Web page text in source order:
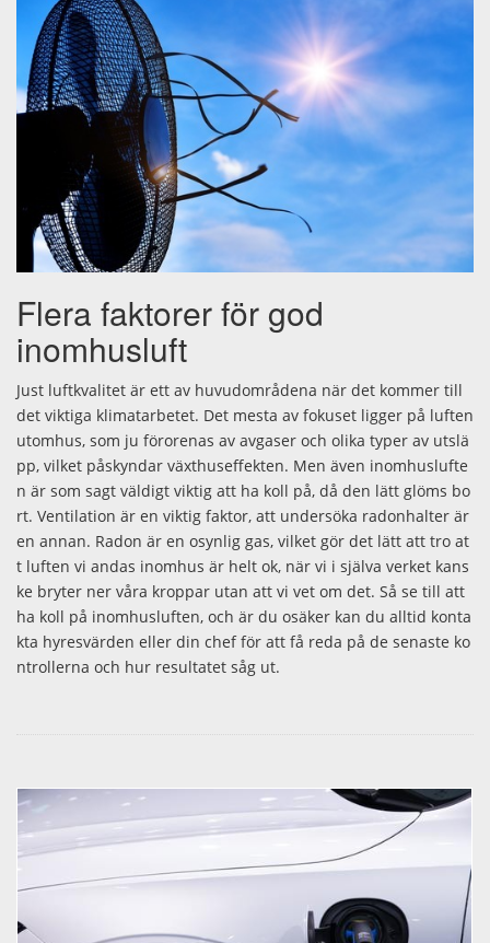
Flera faktorer för god
inomhusluft
Just luftkvalitet är ett av huvudområdena när det kommer till
det viktiga klimatarbetet. Det mesta av fokuset ligger på luften
utomhus, som ju förorenas av avgaser och olika typer av utslä
pp, vilket påskyndar växthuseffekten. Men även inomhuslufte
n är som sagt väldigt viktig att ha koll på, då den lätt glöms bo
rt. Ventilation är en viktig faktor, att undersöka radonhalter är
en annan. Radon är en osynlig gas, vilket gör det lätt att tro at
t luften vi andas inomhus är helt ok, när vi i själva verket kans
ke bryter ner våra kroppar utan att vi vet om det. Så se till att
ha koll på inomhusluften, och är du osäker kan du alltid konta
kta hyresvärden eller din chef för att få reda på de senaste ko
ntrollerna och hur resultatet såg ut.